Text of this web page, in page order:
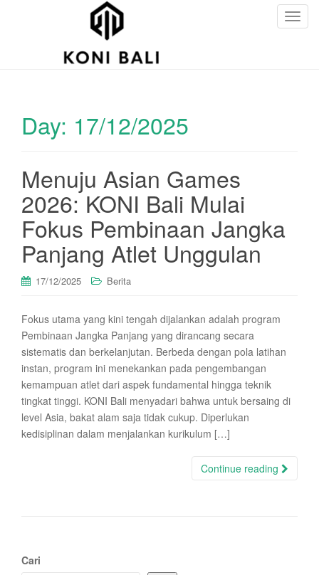
T
Day: 17/12/2025
Menuju Asian Games
2026: KONI Bali Mulai
Fokus Pembinaan Jangka
Panjang Atlet Unggulan
17/12/2025 Berita
Fokus utama yang kini tengah dijalankan adalah program
Pembinaan Jangka Panjang yang dirancang secara
sistematis dan berkelanjutan. Berbeda dengan pola latihan
instan, program ini menekankan pada pengembangan
kemampuan atlet dari aspek fundamental hingga teknik
tingkat tinggi. KONI Bali menyadari bahwa untuk bersaing di
level Asia, bakat alam saja tidak cukup. Diperlukan
kedisiplinan dalam menjalankan kurikulum […]
Continue reading
Cari